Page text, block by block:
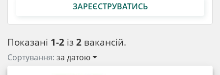
Показані 1-2 із2 вакансій.
Сортування: за датою
ЗАРЕЄСТРУВАТИСЬ